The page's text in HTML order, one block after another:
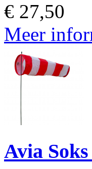
€ 27,50
Meer
Avia